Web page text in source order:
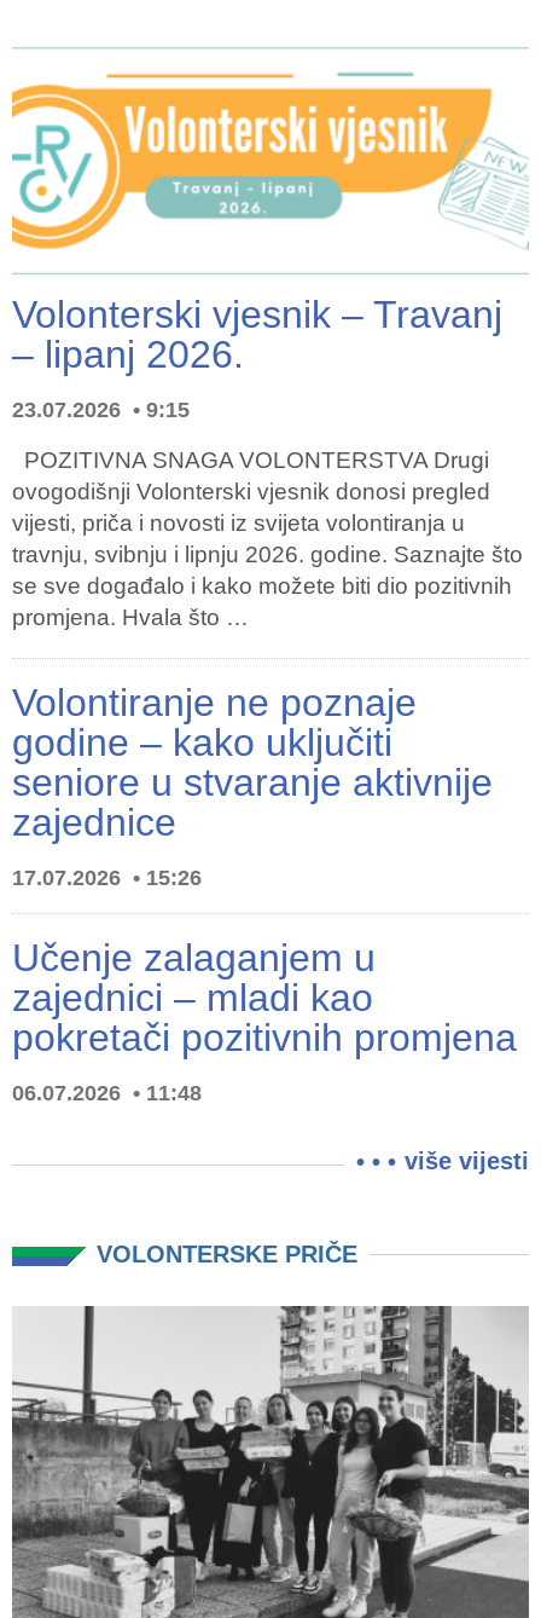
Volonterski vjesnik – Travanj
– lipanj 2026.
23.07.2026 9:15
POZITIVNA SNAGA VOLONTERSTVA Drugi
ovogodišnji Volonterski vjesnik donosi pregled
vijesti, priča i novosti iz svijeta volontiranja u
travnju, svibnju i lipnju 2026. godine. Saznajte što
se sve događalo i kako možete biti dio pozitivnih
promjena. Hvala što …
Volontiranje ne poznaje
godine – kako uključiti
seniore u stvaranje aktivnije
zajednice
17.07.2026 15:26
Učenje zalaganjem u
zajednici – mladi kao
pokretači pozitivnih promjena
06.07.2026 11:48
više vijesti
VOLONTERSKE PRIČE